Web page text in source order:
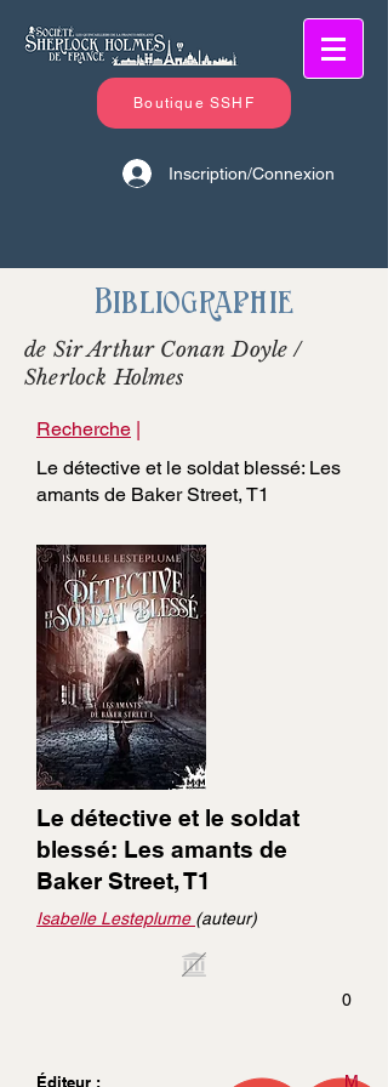
Boutique SSHF
Inscription/Connexion
Bibliographie
de Sir Arthur Conan Doyle /
Sherlock Holmes
Recherche |
Le détective et le soldat blessé: Les
amants de Baker Street, T1
Le détective et le soldat
blessé: Les amants de
Baker Street, T1
Isabelle Lesteplume (auteur)
0
Éditeur :
M